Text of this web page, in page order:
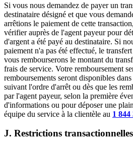
Si vous nous demandez de payer un
destinataire désigné et que vous
arrêtions le paiement de cette
vérifier auprès de l'agent payeur pour
d'argent a été payé au destinataire. Si
paiement n'a pas été effectué, le
vous rembourserons le montant du
frais de service. Votre remboursement
remboursements seront disponibles
suivant l'ordre d'arrêt ou dès que les
par l'agent payeur, selon la première
d'informations ou pour déposer une
équipe du service à la clientèle au 1 844
J. Restrictions